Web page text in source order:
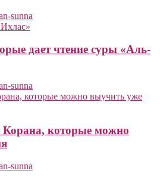
sunna
дает чтение суры «Аль-
sunna
которые можно
sunna